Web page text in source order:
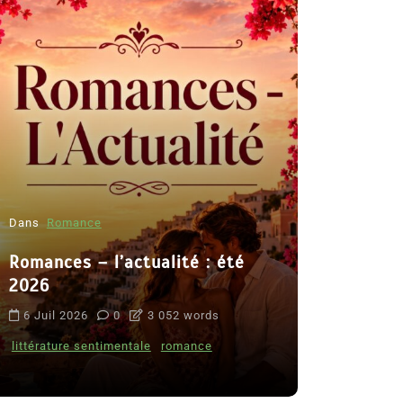
Dans Romance
Romances – l’actualité : été
2026
6 Juil 2026 0 3 052 words
littérature sentimentale romance